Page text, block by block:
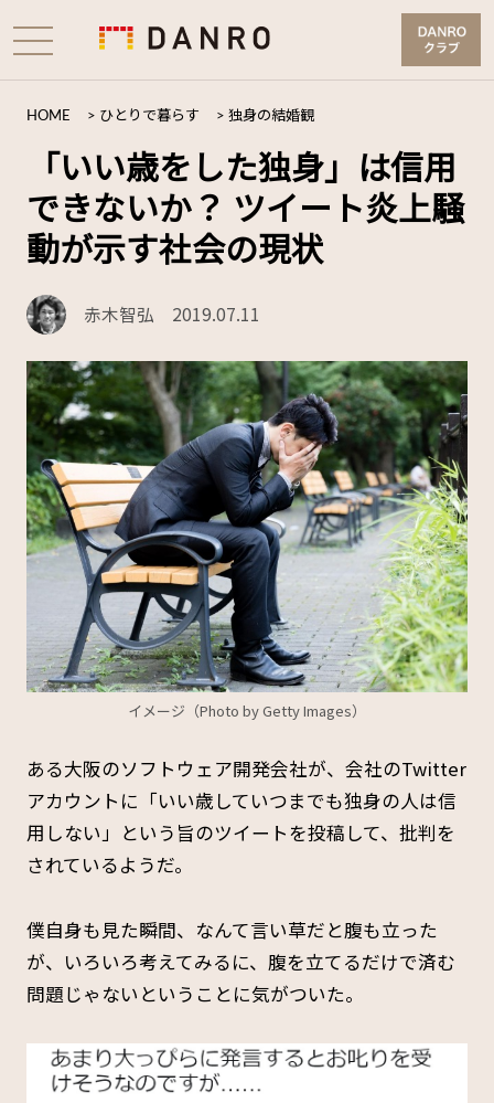
HOME > ひとりで暮らす > 独身の結婚観
「いい歳をした独身」は信用
できないか？ ツイート炎上騒
動が示す社会の現状
赤木智弘 2019.07.11
イメージ（Photo by Getty Images）
ある大阪のソフトウェア開発会社が、会社のTwitter
アカウントに「いい歳していつまでも独身の人は信
用しない」という旨のツイートを投稿して、批判を
されているようだ。
僕自身も見た瞬間、なんて言い草だと腹も立った
が、いろいろ考えてみるに、腹を立てるだけで済む
問題じゃないということに気がついた。